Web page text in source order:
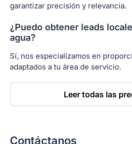
garantizar precisión y relevancia.
¿Puedo obtener leads
agua?
Sí, nos especializamos en
adaptados a tu área de servicio.
Leer todas las
Contáctanos